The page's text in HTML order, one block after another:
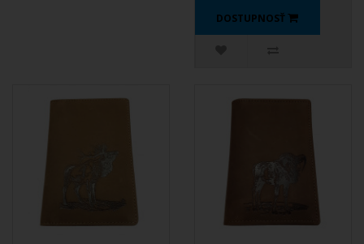
DOSTUPNOSŤ